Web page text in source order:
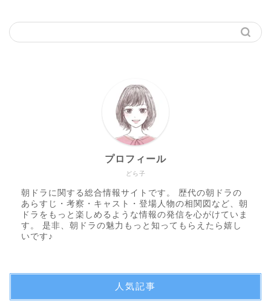
どら子
プロフィール
朝ドラに関する総合情報サイトです。 歴代の朝ドラの
あらすじ・考察・キャスト・登場人物の相関図など、朝
ドラをもっと楽しめるような情報の発信を心がけていま
す。 是非、朝ドラの魅力もっと知ってもらえたら嬉し
いです♪
人気記事